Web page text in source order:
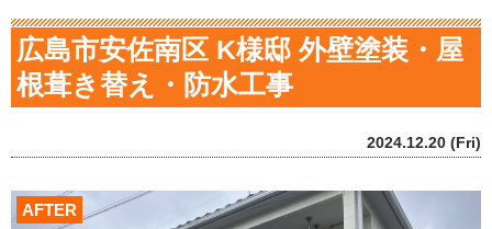
広島市安佐南区 K様邸 外壁塗装・屋
根葺き替え・防水工事
2024.12.20 (Fri)
AFTER